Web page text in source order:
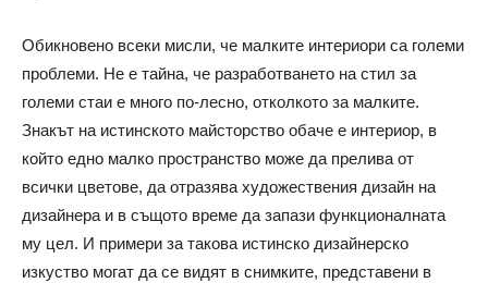
Обикновено всеки мисли, че малките интериори са големи
проблеми. Не е тайна, че разработването на стил за
големи стаи е много по-лесно, отколкото за малките.
Знакът на истинското майсторство обаче е интериор, в
който едно малко пространство може да прелива от
всички цветове, да отразява художествения дизайн на
дизайнера и в същото време да запази функционалната
му цел. И примери за такова истинско дизайнерско
изкуство могат да се видят в снимките, представени в